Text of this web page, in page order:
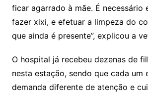
ficar agarrado à mãe. É necessário
fazer xixi, e efetuar a limpeza do
que ainda é presente”, explicou a
O hospital já recebeu dezenas de
nesta estação, sendo que cada um
demanda diferente de atenção e